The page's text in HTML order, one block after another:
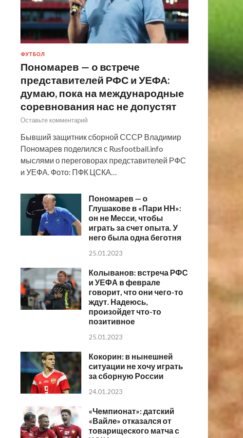
ФУТБОЛ
Пономарев — о встрече
представителей РФС и УЕФА:
думаю, пока на международные
соревнования нас не допустят
Оставьте комментарий
Бывший защитник сборной СССР Владимир
Пономарев поделился с Rusfootball.info
мыслями о переговорах представителей РФС
и УЕФА. Фото: ПФК ЦСКА…
Пономарев — о
Глушакове в «Пари НН»:
он не Месси, чтобы
играть за счет опыта. У
него была одна беготня
25.01.2023
Колыванов: встреча РФС
и УЕФА в феврале
говорит, что они чего-то
ждут. Надеюсь,
произойдет что-то
позитивное
25.01.2023
Кокорин: в нынешней
ситуации не хочу играть
за сборную России
24.01.2023
«Чемпионат»: датский
«Вайле» отказался от
товарищеского матча с